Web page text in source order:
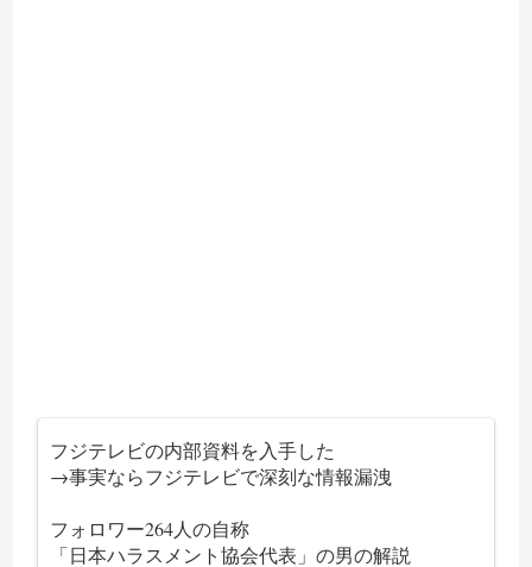
フジテレビの内部資料を入手した
→事実ならフジテレビで深刻な情報漏洩
フォロワー264人の自称
「日本ハラスメント協会代表」の男の解説